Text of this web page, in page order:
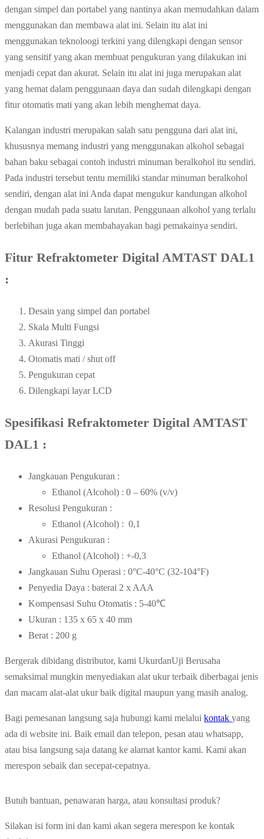
dengan simpel dan portabel yang nantinya akan memudahkan dalam
menggunakan dan membawa alat ini. Selain itu alat ini
menggunakan teknoloogi terkini yang dilengkapi dengan sensor
yang sensitif yang akan membuat pengukuran yang dilakukan ini
menjadi cepat dan akurat. Selain itu alat ini juga merupakan alat
yang hemat dalam penggunaan daya dan sudah dilengkapi dengan
fitur otomatis mati yang akan lebih menghemat daya.
Kalangan industri merupakan salah satu pengguna dari alat ini,
khususnya memang industri yang menggunakan alkohol sebagai
bahan baku sebagai contoh industri minuman beralkohol itu sendiri.
Pada industri tersebut tentu memiliki standar minuman beralkohol
sendiri, dengan alat ini Anda dapat mengukur kandungan alkohol
dengan mudah pada suatu larutan. Penggunaan alkohol yang terlalu
berlebihan juga akan membahayakan bagi pemakainya sendiri.
Fitur Refraktometer Digital AMTAST DAL1
:
Desain yang simpel dan portabel
Skala Multi Fungsi
Akurasi Tinggi
Otomatis mati / shut off
Pengukuran cepat
Dilengkapi layar LCD
Spesifikasi Refraktometer Digital AMTAST
DAL1 :
Jangkauan Pengukuran :
Ethanol (Alcohol) : 0 – 60% (v/v)
Resolusi Pengukuran :
Ethanol (Alcohol) : 0,1
Akurasi Pengukuran :
Ethanol (Alcohol) : +-0,3
Jangkauan Suhu Operasi : 0°C-40°C (32-104°F)
Penyedia Daya : baterai 2 x AAA
Kompensasi Suhu Otomatis : 5-40℃
Ukuran : 135 x 65 x 40 mm
Berat : 200 g
Bergerak dibidang distributor, kami UkurdanUji Berusaha
semaksimal mungkin menyediakan alat ukur terbaik diberbagai jenis
dan macam alat-alat ukur baik digital maupun yang masih analog.
Bagi pemesanan langsung saja hubungi kami melalui kontak yang
ada di website ini. Baik email dan telepon, pesan atau whatsapp,
atau bisa langsung saja datang ke alamat kantor kami. Kami akan
merespon sebaik dan secepat-cepatnya.
Butuh bantuan, penawaran harga, atau konsultasi produk?
Silakan isi form ini dan kami akan segera merespon ke kontak